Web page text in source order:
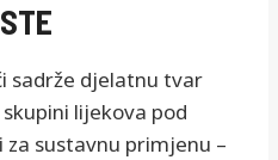
sadrže djelatnu tvar
lijekova pod
sustavnu primjenu –